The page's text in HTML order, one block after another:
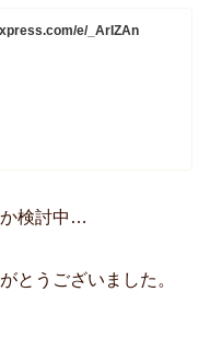
e/_ArIZAn
検討中…
とうございました。